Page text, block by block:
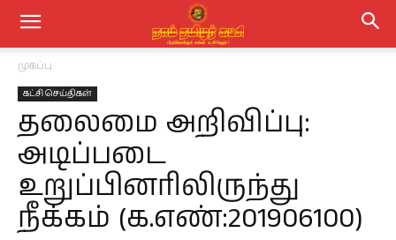
முகப்பு
கட்சி செய்திகள்
தலைமை அறிவிப்பு:
அடிப்படை
உறுப்பினரிலிருந்து
நீக்கம் (க.எண்:201906100)